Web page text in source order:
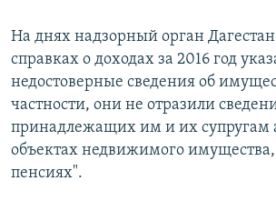
На днях надзорный орган Дагестан
справках о доходах за 2016 год
недостоверные сведения об
частности, они не отразили
принадлежащих им и их супругам
объектах недвижимого
пенсиях".